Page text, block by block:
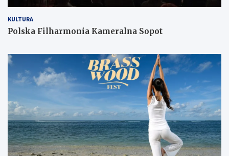
KULTURA
Polska Filharmonia Kameralna Sopot